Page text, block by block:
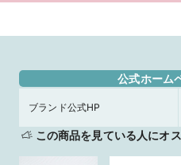
公式ホーム
ブランド公式HP
この商品を見ている人にオ